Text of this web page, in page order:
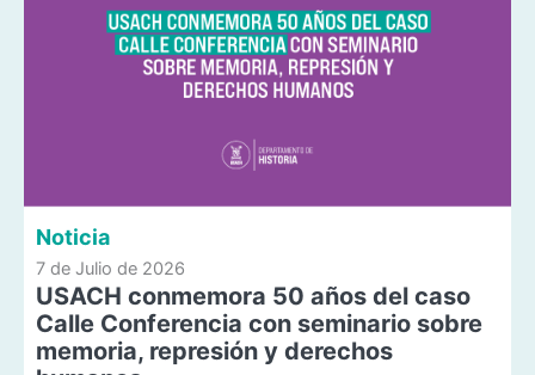
Noticia
7 de Julio de 2026
USACH conmemora 50 años del caso
Calle Conferencia con seminario sobre
memoria, represión y derechos